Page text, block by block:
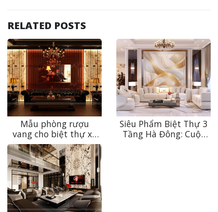
RELATED POSTS
Mẫu phòng rượu
vang cho biệt thự xa
xỉ – “Mật thất”
thưởng vang tại gia
của giới thượng lưu
Siêu Phẩm Biệt Thự 3
Tầng Hà Đông: Cuộc